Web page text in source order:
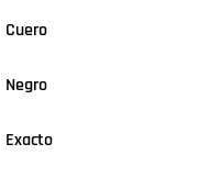
Cuero
Negro
Exacto